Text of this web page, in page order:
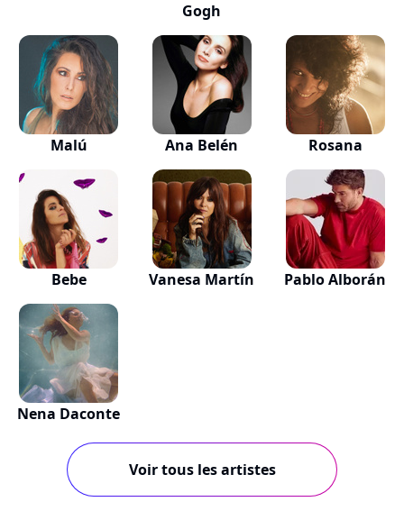
Gogh
Malú Ana Belén Rosana
Bebe Vanesa Martín Pablo Alborán
Nena Daconte
Voir tous les artistes